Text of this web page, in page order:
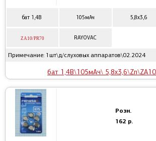
бат 1,4В 105мАч 5,8x3,6
ZA10/PR70 RAYOVAC
Примечание: 1шт\д/слуховых аппаратов\02.2024
бат 1,4В\105мАч\ 5,8x3,6\Zn\ZA10/
Розн.
162 р.